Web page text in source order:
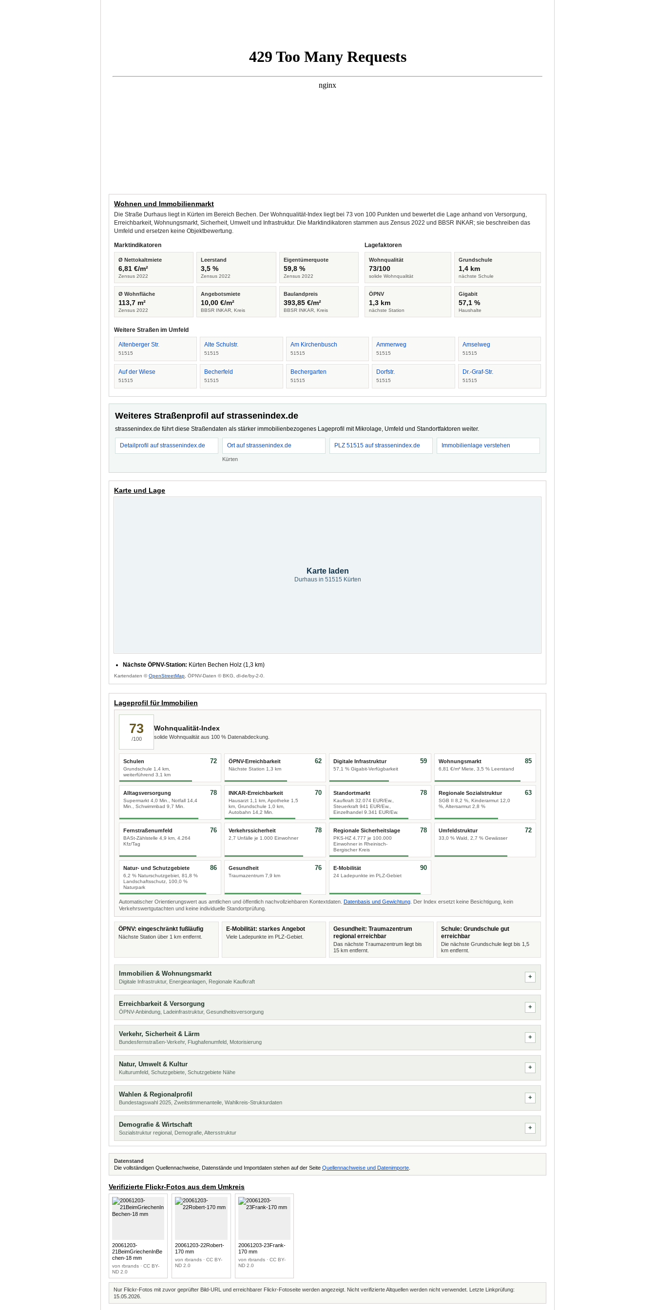
Wohnen und Immobilienmarkt
Die Straße Durhaus liegt in Kürten im Bereich Bechen. Der Wohnqualität-Index liegt bei 73 von 100 Punkten und bewertet die Lage anhand von Versorgung,
Erreichbarkeit, Wohnungsmarkt, Sicherheit, Umwelt und Infrastruktur. Die Marktindikatoren stammen aus Zensus 2022 und BBSR INKAR; sie beschreiben das
Umfeld und ersetzen keine Objektbewertung.
Marktindikatoren
Ø Nettokaltmiete
6,81 €/m²
Zensus 2022
Leerstand
3,5 %
Zensus 2022
Eigentümerquote
59,8 %
Zensus 2022
Ø Wohnfläche
113,7 m²
Zensus 2022
Angebotsmiete
10,00 €/m²
BBSR INKAR, Kreis
Baulandpreis
393,85 €/m²
BBSR INKAR, Kreis
Lagefaktoren
Wohnqualität
73/100
solide Wohnqualität
Grundschule
1,4 km
nächste Schule
ÖPNV
1,3 km
nächste Station
Gigabit
57,1 %
Haushalte
Weitere Straßen im Umfeld
Altenberger Str.
51515
Alte Schulstr.
51515
Am Kirchenbusch
51515
Ammerweg
51515
Amselweg
51515
Auf der Wiese
51515
Becherfeld
51515
Bechergarten
51515
Dorfstr.
51515
Dr.-Graf-Str.
51515
Weiteres Straßenprofil auf strassenindex.de
strassenindex.de führt diese Straßendaten als stärker immobilienbezogenes Lageprofil mit Mikrolage, Umfeld und Standortfaktoren weiter.
Detailprofil auf strassenindex.de Ort auf strassenindex.de
Kürten
PLZ 51515 auf strassenindex.de Immobilienlage verstehen
Karte und Lage
Karte laden
Durhaus in 51515 Kürten
Nächste ÖPNV-Station: Kürten Bechen Holz (1,3 km)
Kartendaten ©OpenStreetMap , ÖPNV-Daten © BKG, dl-de/by-2-0.
Lageprofil für Immobilien
73
/100
Wohnqualität-Index
solide Wohnqualität aus 100 % Datenabdeckung.
Schulen
Grundschule 1,4 km,
weiterführend 3,1 km
72 ÖPNV-Erreichbarkeit
Nächste Station 1,3 km
62 Digitale Infrastruktur
57,1 % Gigabit-Verfügbarkeit
59 Wohnungsmarkt
6,81 €/m² Miete, 3,5 % Leerstand
85
Alltagsversorgung
Supermarkt 4,0 Min., Notfall 14,4
Min., Schwimmbad 9,7 Min.
78 INKAR-Erreichbarkeit
Hausarzt 1,1 km, Apotheke 1,5
km, Grundschule 1,0 km,
Autobahn 14,2 Min.
70 Standortmarkt
Kaufkraft 32.074 EUR/Ew.,
Steuerkraft 941 EUR/Ew.,
Einzelhandel 9.341 EUR/Ew.
78 Regionale Sozialstruktur
SGB II 8,2 %, Kinderarmut 12,0
%, Altersarmut 2,8 %
63
Fernstraßenumfeld
BASt-Zählstelle 4,9 km, 4.264
Kfz/Tag
76 Verkehrssicherheit
2,7 Unfälle je 1.000 Einwohner
78 Regionale Sicherheitslage
PKS-HZ 4.777 je 100.000
Einwohner in Rheinisch-
Bergischer Kreis
78 Umfeldstruktur
33,0 % Wald, 2,7 % Gewässer
72
Natur- und Schutzgebiete
6,2 % Naturschutzgebiet, 81,8 %
Landschaftsschutz, 100,0 %
Naturpark
86 Gesundheit
Traumazentrum 7,9 km
76 E-Mobilität
24 Ladepunkte im PLZ-Gebiet
90
Automatischer Orientierungswert aus amtlichen und öffentlich nachvollziehbaren Kontextdaten. Datenbasis und Gewichtung . Der Index ersetzt keine Besichtigung, kein
Verkehrswertgutachten und keine individuelle Standortprüfung.
ÖPNV: eingeschränkt fußläufig
Nächste Station über 1 km entfernt.
E-Mobilität: starkes Angebot
Viele Ladepunkte im PLZ-Gebiet.
Gesundheit: Traumazentrum
regional erreichbar
Das nächste Traumazentrum liegt bis
15 km entfernt.
Schule: Grundschule gut
erreichbar
Die nächste Grundschule liegt bis 1,5
km entfernt.
Immobilien & Wohnungsmarkt
Digitale Infrastruktur, Energieanlagen, Regionale Kaufkraft
Erreichbarkeit & Versorgung
ÖPNV-Anbindung, Ladeinfrastruktur, Gesundheitsversorgung
Verkehr, Sicherheit & Lärm
Bundesfernstraßen-Verkehr, Flughafenumfeld, Motorisierung
Natur, Umwelt & Kultur
Kulturumfeld, Schutzgebiete, Schutzgebiete Nähe
Wahlen & Regionalprofil
Bundestagswahl 2025, Zweitstimmenanteile, Wahlkreis-Strukturdaten
Demografie & Wirtschaft
Sozialstruktur regional, Demografie, Altersstruktur
Datenstand
Die vollständigen Quellennachweise, Datenstände und Importdaten stehen auf der Seite Quellennachweise und Datenimporte
Verifizierte Flickr-Fotos aus dem Umkreis
20061203-
21BeimGriechenInBe
chen-18 mm
von rbrands · CC BY-
ND 2.0
20061203-22Robert-
170 mm
von rbrands · CC BY-
ND 2.0
20061203-23Frank-
170 mm
von rbrands · CC BY-
ND 2.0
Nur Flickr-Fotos mit zuvor geprüfter Bild-URL und erreichbarer Flickr-Fotoseite werden angezeigt. Nicht verifizierte Altquellen werden nicht verwendet. Letzte Linkprüfung:
15.05.2026.